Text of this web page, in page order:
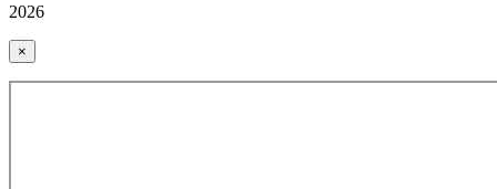
2026
×